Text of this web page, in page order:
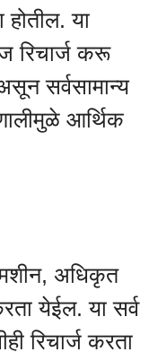
या
रिचार्ज करू
सर्वसामान्य
आर्थिक
मशीन, अधिकृत
येईल. या सर्व
रिचार्ज करता